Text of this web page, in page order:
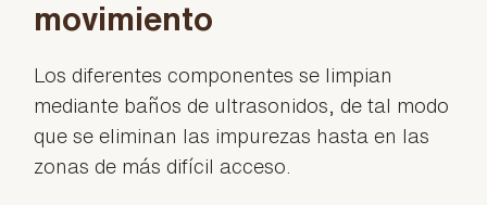
movimiento
Los diferentes componentes se limpian
mediante baños de ultrasonidos, de tal modo
que se eliminan las impurezas hasta en las
zonas de más difícil acceso.